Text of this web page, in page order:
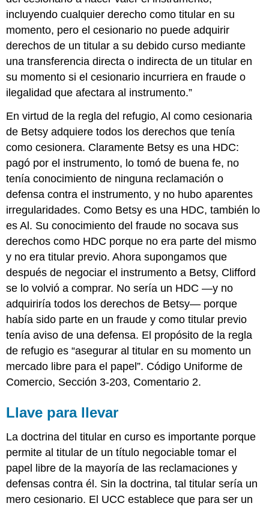
incluyendo cualquier derecho como titular en su
momento, pero el cesionario no puede adquirir
derechos de un titular a su debido curso mediante
una transferencia directa o indirecta de un titular en
su momento si el cesionario incurriera en fraude o
ilegalidad que afectara al instrumento.”
En virtud de la regla del refugio, Al como cesionaria
de Betsy adquiere todos los derechos que tenía
como cesionera. Claramente Betsy es una HDC:
pagó por el instrumento, lo tomó de buena fe, no
tenía conocimiento de ninguna reclamación o
defensa contra el instrumento, y no hubo aparentes
irregularidades. Como Betsy es una HDC, también lo
es Al. Su conocimiento del fraude no socava sus
derechos como HDC porque no era parte del mismo
y no era titular previo. Ahora supongamos que
después de negociar el instrumento a Betsy, Clifford
se lo volvió a comprar. No sería un HDC —y no
adquiriría todos los derechos de Betsy— porque
había sido parte en un fraude y como titular previo
tenía aviso de una defensa. El propósito de la regla
de refugio es “asegurar al titular en su momento un
mercado libre para el papel”. Código Uniforme de
Comercio, Sección 3-203, Comentario 2.
Llave para llevar
La doctrina del titular en curso es importante porque
permite al titular de un título negociable tomar el
papel libre de la mayoría de las reclamaciones y
defensas contra él. Sin la doctrina, tal titular sería un
mero cesionario. El UCC establece que para ser un